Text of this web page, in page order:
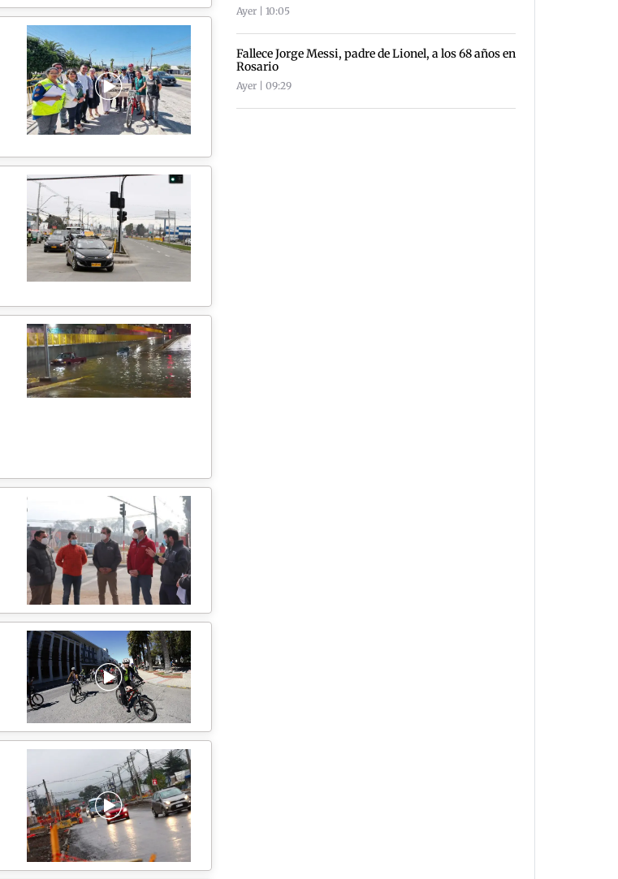
Ayer | 10:05
Fallece Jorge Messi, padre de Lionel, a los 68 años en
Rosario
Ayer | 09:29